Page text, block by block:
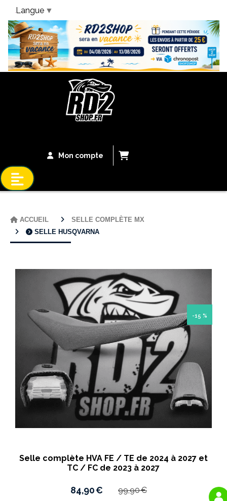
Bandeau Vacances
Mon compte
ACCUEIL
SELLE COMPLÈTE MX
SELLE HUSQVARNA
-15 %
Selle complète HVA FE / TE de 2024 à 2027 et
TC / FC de 2023 à 2027
84,90€ 99,90€
Langue ▼